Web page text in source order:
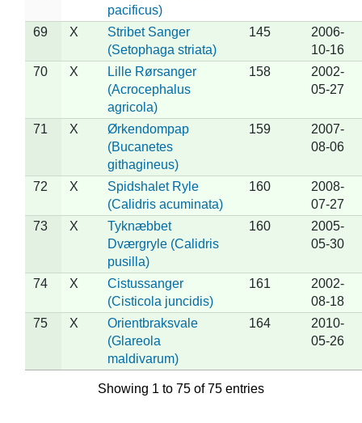
pacificus)
69 X
Stribet Sanger
(Setophaga striata)
145
2006-
10-16
70
X
Lille Rørsanger
(Acrocephalus
agricola)
158
2002-
05-27
71 X
Ørkendompap
(Bucanetes
githagineus)
159
2007-
08-06
72 X
Spidshalet Ryle
(Calidris acuminata)
160
2008-
07-27
73
X
Tyknæbbet
Dværgryle (Calidris
pusilla)
160
2005-
05-30
74 X
Cistussanger
(Cisticola juncidis)
161
2002-
08-18
75
X
Orientbraksvale
(Glareola
maldivarum)
164
2010-
05-26
Showing 1 to 75 of 75 entries